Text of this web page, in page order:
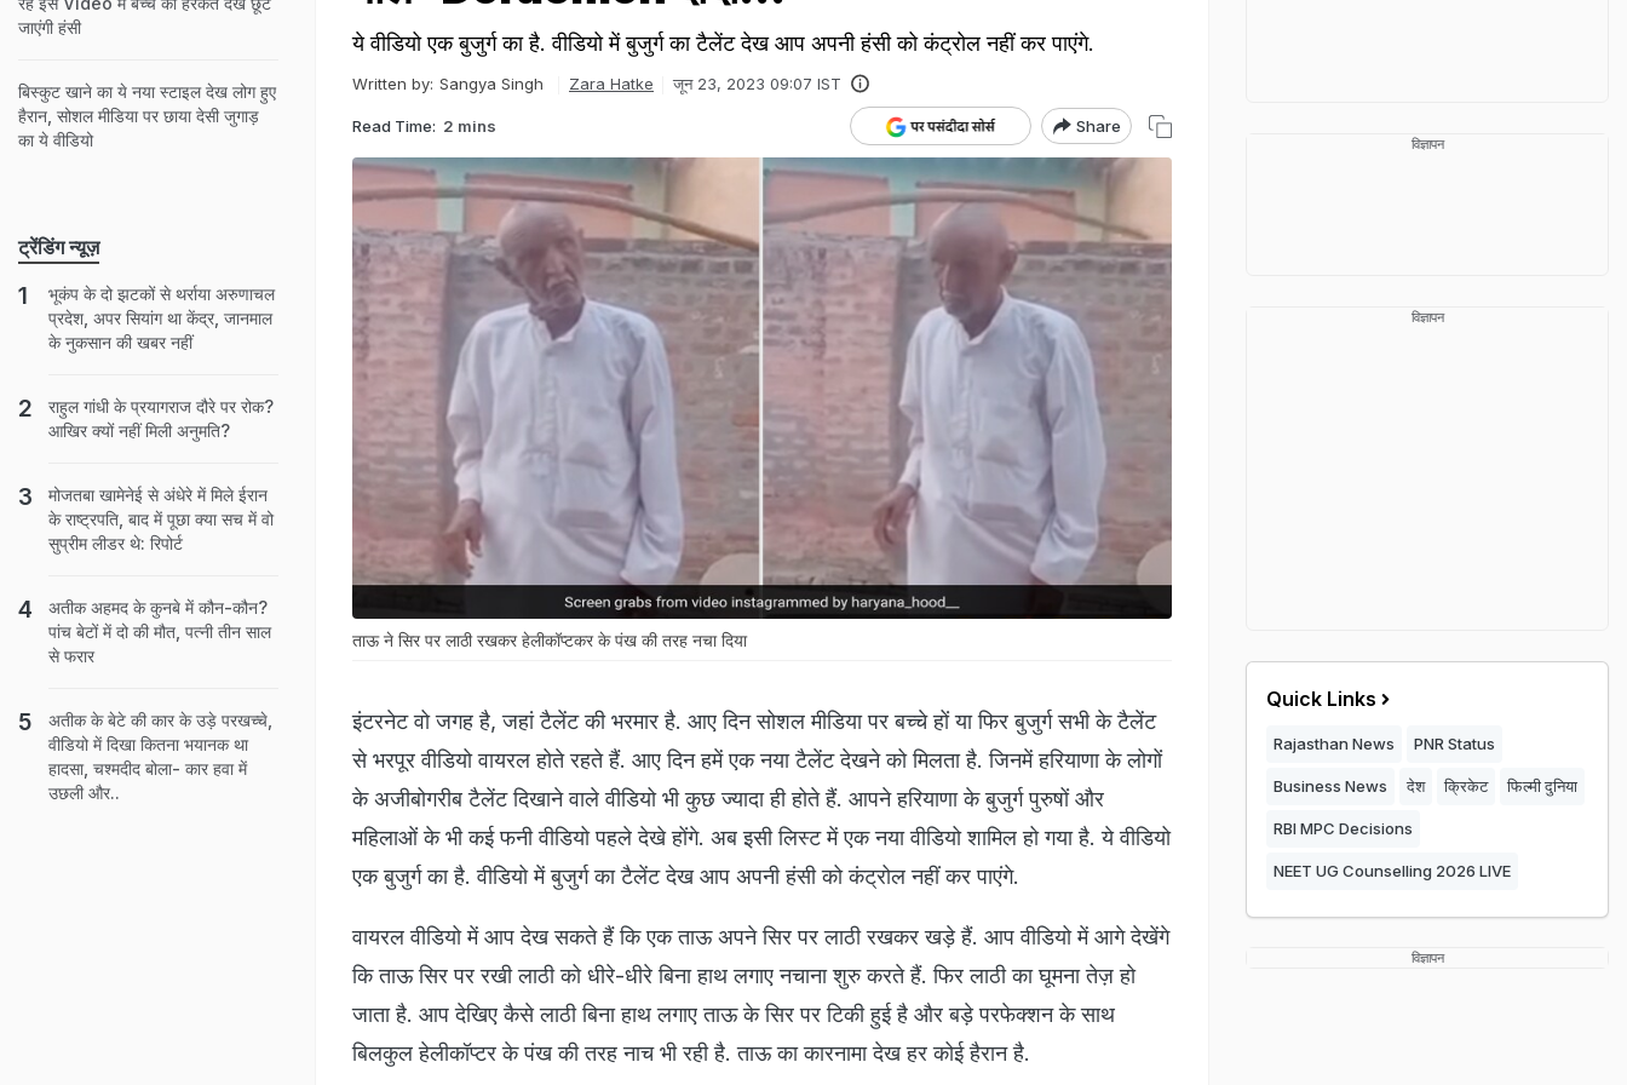
ये वीडियो एक बुजुर्ग का है. वीडियो में बुजुर्ग का टैलेंट देख आप अपनी हंसी को कंट्रोल नहीं कर पाएंगे.
Written by: Sangya Singh Zara Hatke जून 23, 2023 09:07 IST
Read Time: 2 mins Share
ताऊ ने सिर पर लाठी रखकर हेलीकॉप्टकर के पंख की तरह नचा दिया
इंटरनेट वो जगह है, जहां टैलेंट की भरमार है. आए दिन सोशल मीडिया पर बच्चे हों या फिर बुजुर्ग सभी के टैलेंट
से भरपूर वीडियो वायरल होते रहते हैं. आए दिन हमें एक नया टैलेंट देखने को मिलता है. जिनमें हरियाणा के लोगों
के अजीबोगरीब टैलेंट दिखाने वाले वीडियो भी कुछ ज्यादा ही होते हैं. आपने हरियाणा के बुजुर्ग पुरुषों और
महिलाओं के भी कई फनी वीडियो पहले देखे होंगे. अब इसी लिस्ट में एक नया वीडियो शामिल हो गया है. ये वीडियो
एक बुजुर्ग का है. वीडियो में बुजुर्ग का टैलेंट देख आप अपनी हंसी को कंट्रोल नहीं कर पाएंगे.
वायरल वीडियो में आप देख सकते हैं कि एक ताऊ अपने सिर पर लाठी रखकर खड़े हैं. आप वीडियो में आगे देखेंगे
कि ताऊ सिर पर रखी लाठी को धीरे-धीरे बिना हाथ लगाए नचाना शुरु करते हैं. फिर लाठी का घूमना तेज़ हो
जाता है. आप देखिए कैसे लाठी बिना हाथ लगाए ताऊ के सिर पर टिकी हुई है और बड़े परफेक्शन के साथ
बिलकुल हेलीकॉप्टर के पंख की तरह नाच भी रही है. ताऊ का कारनामा देख हर कोई हैरान है.
जाएंगी हंसी
बिस्कुट खाने का ये नया स्टाइल देख लोग हुए
हैरान, सोशल मीडिया पर छाया देसी जुगाड़
का ये वीडियो
ट्रेंडिंग न्यूज़
भूकंप के दो झटकों से थर्राया अरुणाचल
प्रदेश, अपर सियांग था केंद्र, जानमाल
के नुकसान की खबर नहीं
राहुल गांधी के प्रयागराज दौरे पर रोक?
आखिर क्यों नहीं मिली अनुमति?
मोजतबा खामेनेई से अंधेरे में मिले ईरान
के राष्ट्रपति, बाद में पूछा क्या सच में वो
सुप्रीम लीडर थे: रिपोर्ट
अतीक अहमद के कुनबे में कौन-कौन?
पांच बेटों में दो की मौत, पत्नी तीन साल
से फरार
अतीक के बेटे की कार के उड़े परखच्चे,
वीडियो में दिखा कितना भयानक था
हादसा, चश्मदीद बोला- कार हवा में
उछली और..
विज्ञापन
विज्ञापन
Quick Links
Rajasthan News PNR Status
Business News देश क्रिकेट फिल्मी दुनिया
RBI MPC Decisions
NEET UG Counselling 2026 LIVE
विज्ञापन